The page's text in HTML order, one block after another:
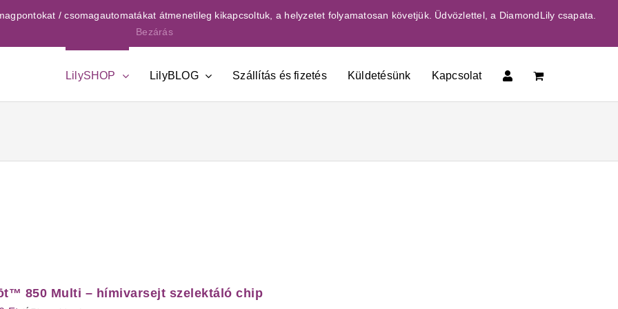
/ csomagautomatákat átmenetileg kikapcsoltuk, a helyzetet folyamatosan követjük. Üdvözlettel, a DiamondLily csapata.
Bezárás
LilySHOP LilyBLOG Szállítás és fizetés Küldetésünk Kapcsolat
850 Multi – hímivarsejt szelektáló chip